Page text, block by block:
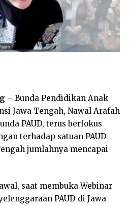
– Bunda Pendidikan Anak
Jawa Tengah, Nawal Arafah
PAUD, terus berfokus
terhadap satuan PAUD
jumlahnya mencapai
saat membuka Webinar
PAUD di Jawa